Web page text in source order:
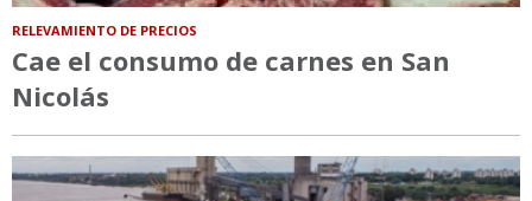
RELEVAMIENTO DE PRECIOS
Cae el consumo de carnes en San
Nicolás